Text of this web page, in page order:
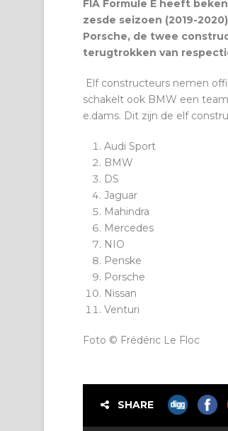
FIA Formule E heeft
zesde seizoen (2019-
Porsche, de twee
terugtrokken van
Elf constructeurs nemen
schakelt ook BMW een
e.dams. Dit zijn de elf
Audi Sport
BMW
DS
Jaguar
Mahindra
Mercedes
NIO
Penske
Porsche
Nissan
Venturi
Foto © Frédéric Le Floc
SHARE